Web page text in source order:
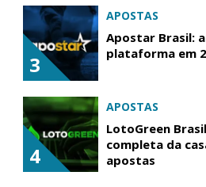
3
APOSTAS
Apostar Brasil:
plataforma em
4
APOSTAS
LotoGreen
completa da
apostas